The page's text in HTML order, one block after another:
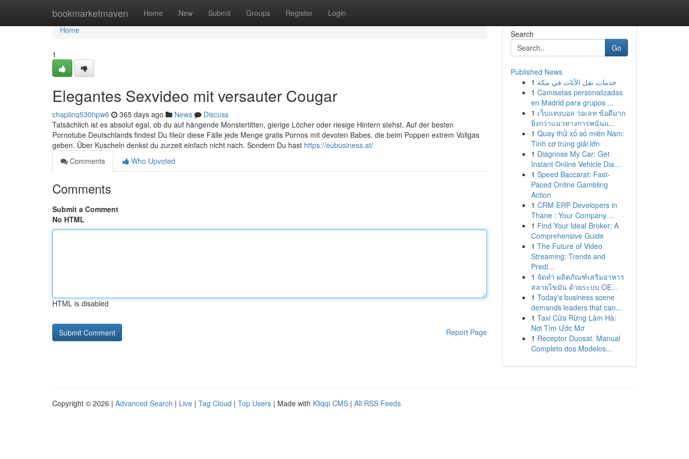
bookmarketmaven Home New Submit Groups Register Login
Home
Home
1
Elegantes Sexvideo mit versauter Cougar
chaplinq530hpw6 365 days ago News
Discuss
Tatsächlich ist es absolut egal, ob du auf hängende Monstertitten, gierige Löcher oder riesige Hintern stehst. Auf der besten
Pornotube Deutschlands findest Du fileür diese Fälle jede Menge gratis Pornos mit devoten Babes, die beim Poppen extrem Vollgas
geben. Über Kuscheln denkst du zurzeit einfach nicht nach. Sondern Du hast https://eubusiness.at/
Comments
Who Upvoted
Comments
Submit a Comment
No HTML
HTML is disabled
Report Page
Search
Go
Published News
1 خدمات نقل الأثاث في مكة
1 Camisetas personalizadas
en Madrid para grupos ...
1 เว็บแทงบอล วอเลท ข้อดีมาก
ยิ่งกว่าแนวทางการพนันแ...
1 Quay thử xổ số miền Nam:
Tình cơ trúng giải lớn
1 Diagnose My Car: Get
Instant Online Vehicle Dia...
1 Speed Baccarat: Fast-
Paced Online Gambling
Action
1 CRM-ERP Developers in
Thane : Your Company ...
1 Find Your Ideal Broker: A
Comprehensive Guide
1 The Future of Video
Streaming: Trends and
Predi...
1 จัดทำ ผลิตภัณฑ์เสริมอาหาร
สลายไขมัน ด้วยระบบ OE...
1 Today's business scene
demands leaders that can...
1 Taxi Cửa Rừng Lâm Hà:
Nơi Tìm Ước Mơ
1 Receptor Duosat: Manual
Completo dos Modelos...
Copyright © 2026 | Advanced Search | Live | Tag Cloud | Top Users | Made with Kliqqi CMS | All RSS Feeds